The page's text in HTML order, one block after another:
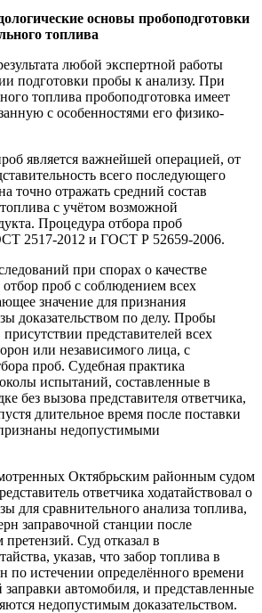
основы пробоподготовки
топлива
любой экспертной работы
подготовки пробы к анализу. При
топлива пробоподготовка имеет
с особенностями его физико-
является важнейшей операцией, от
всего последующего
точно отражать средний состав
с учётом возможной
Процедура отбора проб
2517-2012 и ГОСТ Р 52659-2006.
при спорах о качестве
проб с соблюдением всех
значение для признания
доказательством по делу. Пробы
представителей всех
или независимого лица, с
проб. Судебная практика
испытаний, составленные в
без вызова представителя ответчика,
длительное время после поставки
недопустимыми
Октябрьским районным судом
ответчика ходатайствовал о
для сравнительного анализа топлива,
заправочной станции после
Суд отказал в
указав, что забор топлива в
по истечении определённого времени
заправки автомобиля, и представленные
недопустимым доказательством.